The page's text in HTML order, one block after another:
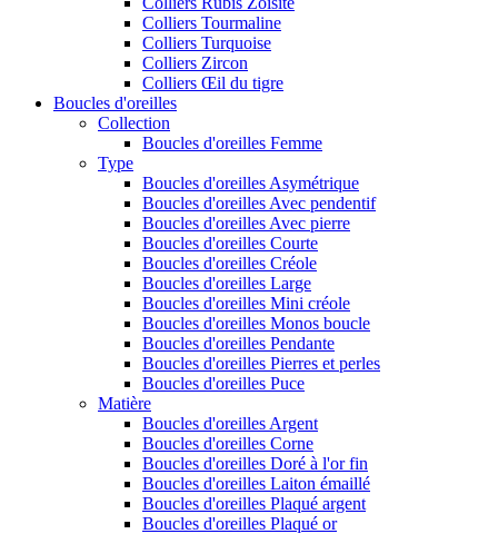
Colliers Tourmaline
Colliers Turquoise
Colliers Zircon
Colliers Œil du tigre
Boucles d'oreilles
Collection
Boucles d'oreilles Femme
Type
Boucles d'oreilles Asymétrique
Boucles d'oreilles Avec pendentif
Boucles d'oreilles Avec pierre
Boucles d'oreilles Courte
Boucles d'oreilles Créole
Boucles d'oreilles Large
Boucles d'oreilles Mini créole
Boucles d'oreilles Monos boucle
Boucles d'oreilles Pendante
Boucles d'oreilles Pierres et perles
Boucles d'oreilles Puce
Matière
Boucles d'oreilles Argent
Boucles d'oreilles Corne
Boucles d'oreilles Doré à l'or fin
Boucles d'oreilles Laiton émaillé
Boucles d'oreilles Plaqué argent
Boucles d'oreilles Plaqué or